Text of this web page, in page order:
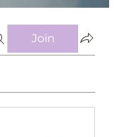
Join